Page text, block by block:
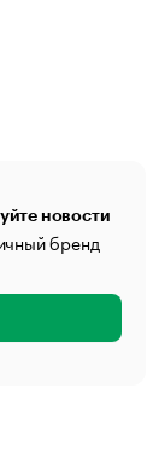
новости
бренд